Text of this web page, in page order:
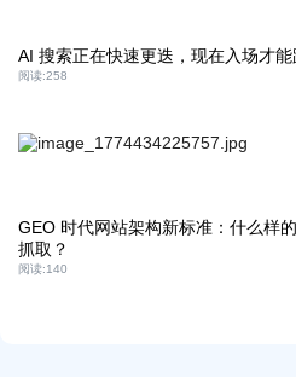
AI 搜索正在快速更迭，现在入场才
阅读:258
GEO 时代网站架构新标准：什么样
抓取？
阅读:140